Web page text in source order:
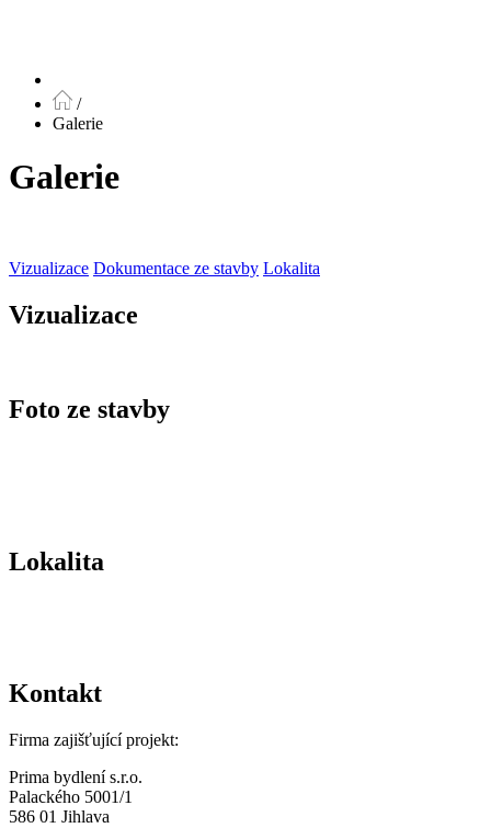
/
Galerie
Galerie
Vizualizace Dokumentace ze stavby Lokalita
Vizualizace
Foto ze stavby
Lokalita
Kontakt
Firma zajišťující projekt:
Prima bydlení s.r.o.
Palackého 5001/1
586 01 Jihlava